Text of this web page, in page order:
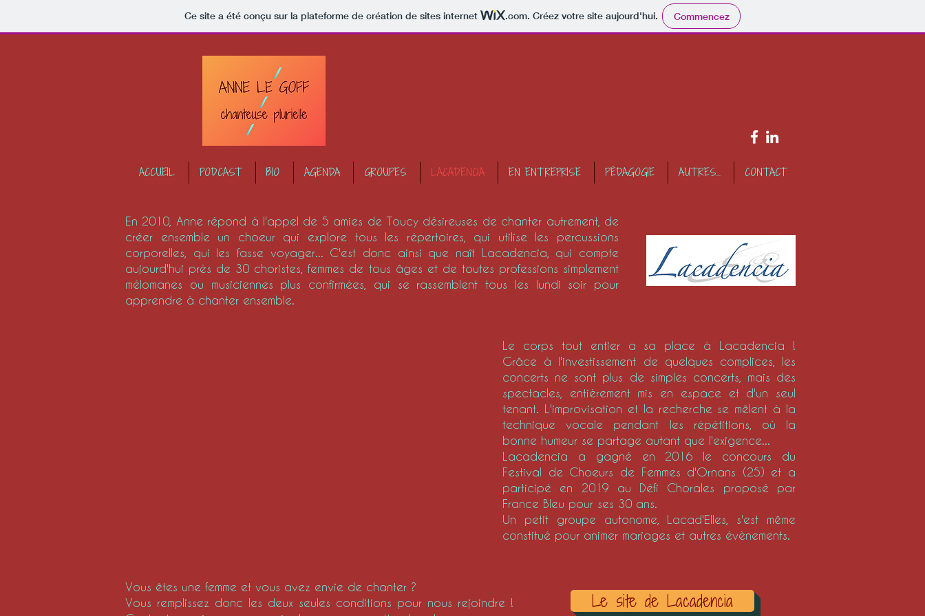
Ce site a été conçu sur la plateforme de création de sites internet .com. Créez votre site aujourd'hui. Commencez
ACCUEIL PODCAST BIO AGENDA GROUPES LACADENCIA EN ENTREPRISE PÉDAGOGIE AUTRES... CONTACT
En 2010, Anne répond à l'appel de 5 amies de Toucy désireuses de chanter autrement, de
créer ensemble un choeur qui explore tous les répertoires, qui utilise les percussions
corporelles, qui les fasse voyager... C'est donc ainsi que naît Lacadencia, qui compte
aujourd'hui près de 30 choristes, femmes de tous âges et de toutes professions simplement
mélomanes ou musiciennes plus confirmées, qui se rassemblent tous les lundi soir pour
apprendre à chanter ensemble.
Le corps tout entier a sa place à Lacadencia !
Grâce à l'investissement de quelques complices, les
concerts ne sont plus de simples concerts, mais des
spectacles, entièrement mis en espace et d'un seul
tenant. L'improvisation et la recherche se mêlent à la
technique vocale pendant les répétitions, où la
bonne humeur se partage autant que l'exigence...
Lacadencia a gagné en 2016 le concours du
Festival de Choeurs de Femmes d'Ornans (25) et a
participé en 2019 au Défi Chorales proposé par
France Bleu pour ses 30 ans.
Un petit groupe autonome, Lacad'Elles, s'est même
constitué pour animer mariages et autres évènements.
Vous êtes une femme et vous avez envie de chanter ?
Vous remplissez donc les deux seules conditions pour nous rejoindre !
Le site de Lacadencia